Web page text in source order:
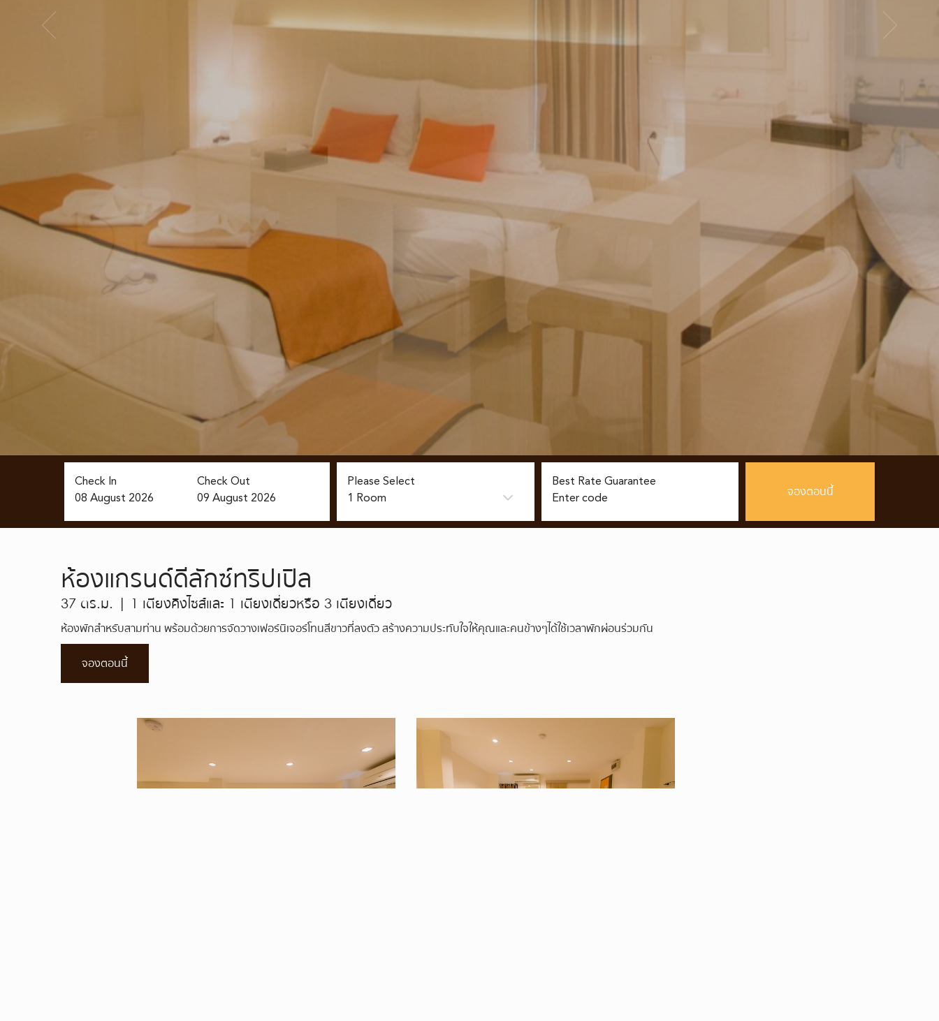
Check In
08 August 2026
Check Out
09 August 2026
Please Select Best Rate Guarantee
ห้องแกรนด์ดีลักซ์ทริปเปิล
37 ตร.ม. | 1 เตียงคิงไซส์และ 1 เตียงเดี่ยวหรือ 3 เตียงเดี่ยว
ห้องพักสำหรับสามท่าน พร้อมด้วยการจัดวางเฟอร์นิเจอร์โทนสีขาวที่ลงตัว สร้างความประทับใจให้คุณและคนข้างๆได้ใช้เวลาพักผ่อนร่วมกัน
จองตอนนี้